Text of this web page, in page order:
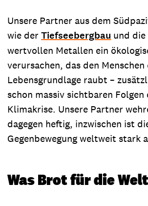
Unsere Partner aus dem
wie der Tiefseebergbau und die
wertvollen Metallen ein
verursachen, das den Menschen
Lebensgrundlage raubt –
schon massiv sichtbaren Folgen
Klimakrise. Unsere Partner
dagegen heftig, inzwischen ist
Gegenbewegung weltweit stark
Was Brot für die